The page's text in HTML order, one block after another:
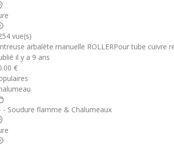
vue(s)
arbalète manuelle ROLLERPour tube
il y a 9 ans
€
- Soudure flamme & Chalumeaux